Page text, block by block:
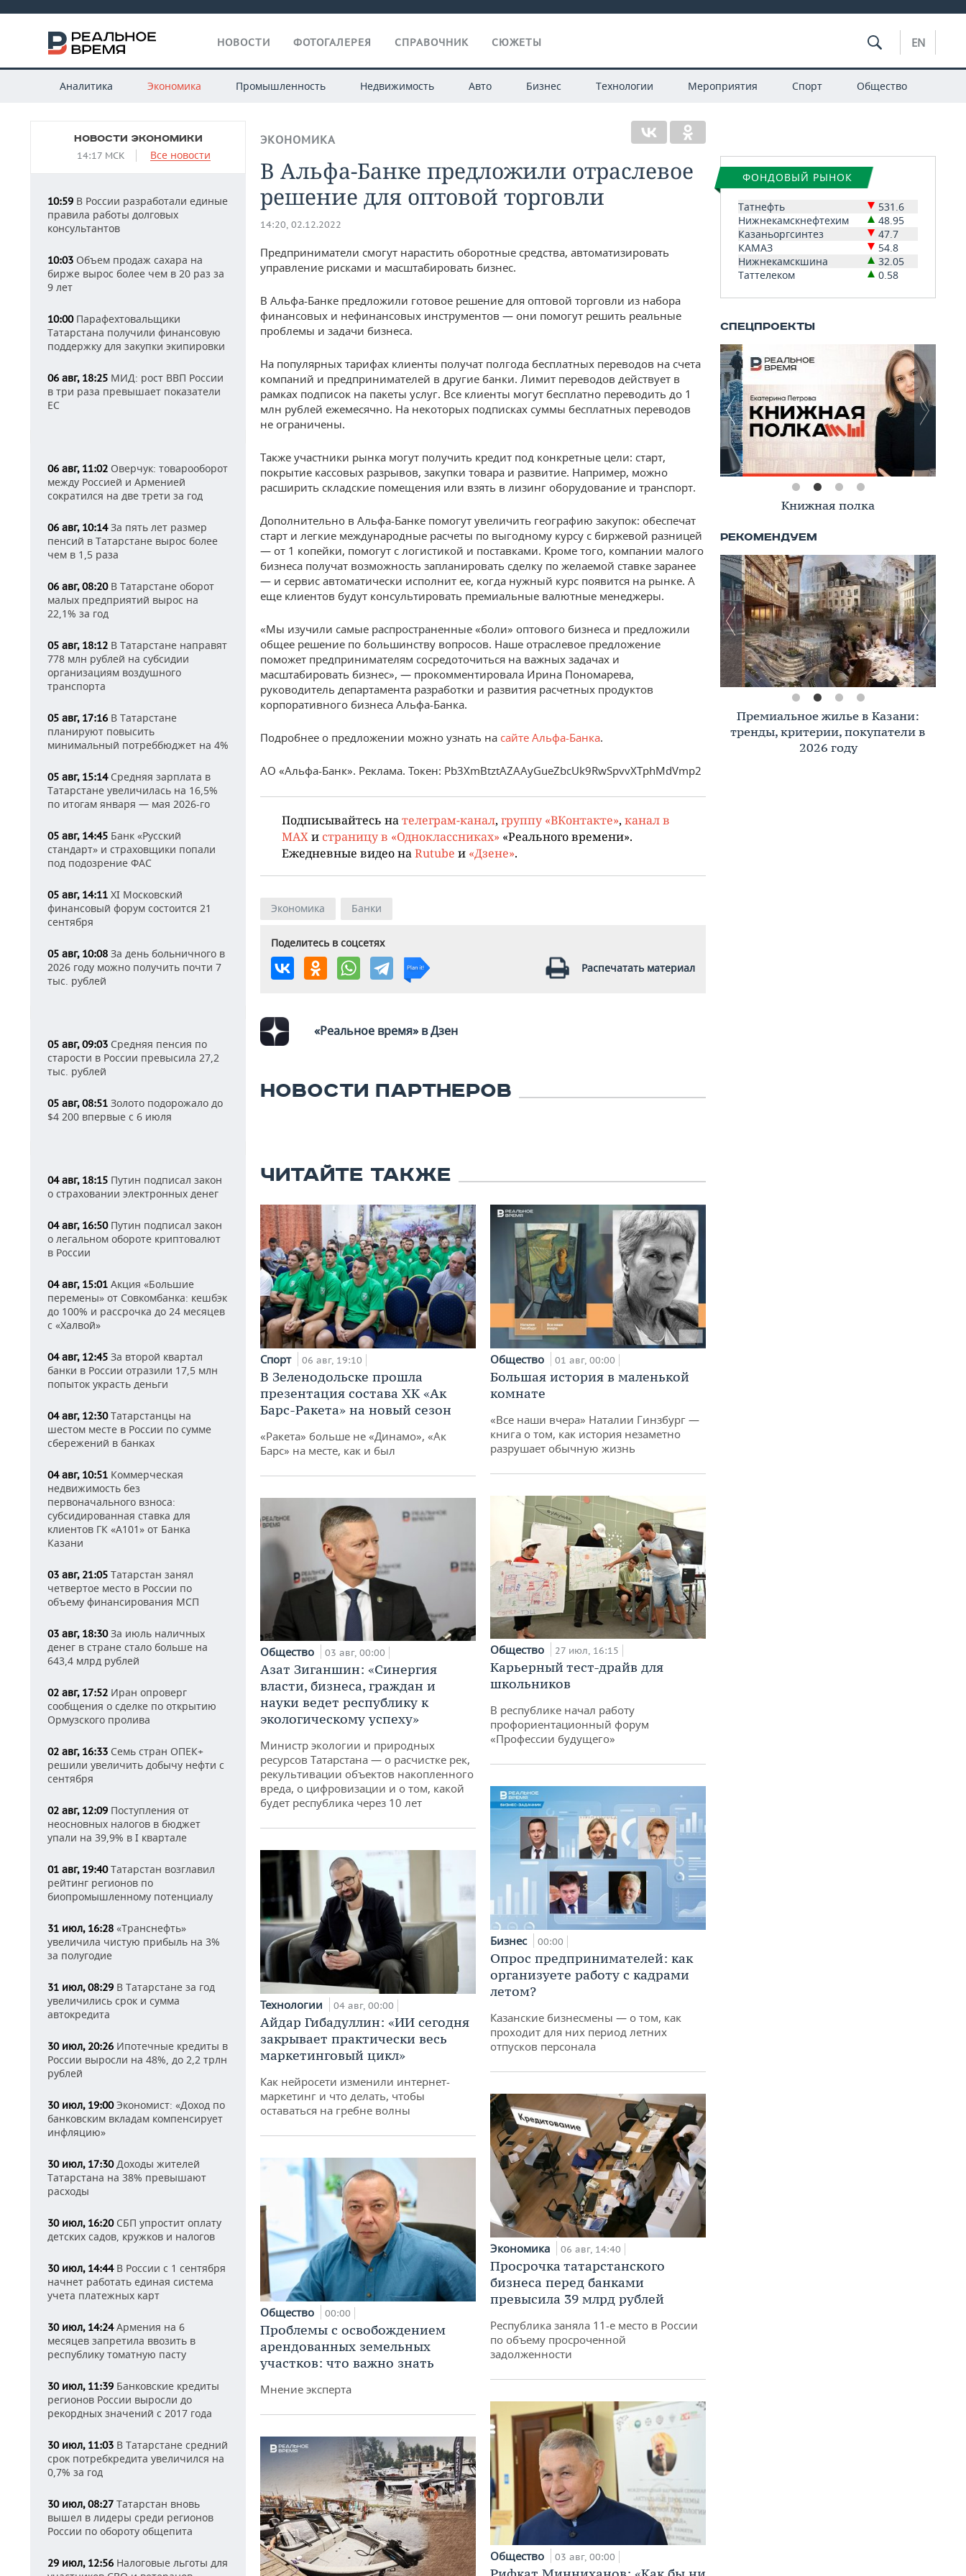
НОВОСТИ ФОТОГАЛЕРЕЯ СПРАВОЧНИК СЮЖЕТЫ EN
Аналитика Экономика Промышленность Недвижимость Авто Бизнес Технологии Мероприятия Спорт Общество
НОВОСТИ ЭКОНОМИКИ
14:17 МСК Все новости
10:59 В России разработали единые
правила работы долговых
консультантов
10:03 Объем продаж сахара на
бирже вырос более чем в 20 раз за
9 лет
10:00Парафехтовальщики
Татарстана получили финансовую
поддержку для закупки экипировки
06 авг, 18:25 МИД: рост ВВП России
в три раза превышает показатели
ЕС
06 авг, 11:02 Оверчук: товарооборот
между Россией и Арменией
сократился на две трети за год
06 авг, 10:14За пять лет размер
пенсий в Татарстане вырос более
чем в 1,5 раза
06 авг, 08:20В Татарстане оборот
малых предприятий вырос на
22,1% за год
05 авг, 18:12 В Татарстане направят
778 млн рублей на субсидии
организациям воздушного
транспорта
05 авг, 17:16 В Татарстане
планируют повысить
минимальный потреббюджет на 4%
05 авг, 15:14Средняя зарплата в
Татарстане увеличилась на 16,5%
по итогам января — мая 2026-го
05 авг, 14:45 Банк «Русский
стандарт» и страховщики попали
под подозрение ФАС
05 авг, 14:11 XI Московский
финансовый форум состоится 21
сентября
05 авг, 10:08 За день больничного в
2026 году можно получить почти 7
тыс. рублей
05 авг, 09:03 Средняя пенсия по
старости в России превысила 27,2
тыс. рублей
05 авг, 08:51 Золото подорожало до
$4 200 впервые с 6 июля
04 авг, 18:15 Путин подписал закон
о страховании электронных денег
04 авг, 16:50Путин подписал закон
о легальном обороте криптовалют
в России
04 авг, 15:01 Акция «Большие
перемены» от Совкомбанка: кешбэк
до 100% и рассрочка до 24 месяцев
с «Халвой»
04 авг, 12:45 За второй квартал
банки в России отразили 17,5 млн
попыток украсть деньги
04 авг, 12:30Татарстанцы на
шестом месте в России по сумме
сбережений в банках
04 авг, 10:51 Коммерческая
недвижимость без
первоначального взноса:
субсидированная ставка для
клиентов ГК «А101» от Банка
Казани
03 авг, 21:05 Татарстан занял
четвертое место в России по
объему финансирования МСП
03 авг, 18:30За июль наличных
денег в стране стало больше на
643,4 млрд рублей
02 авг, 17:52 Иран опроверг
сообщения о сделке по открытию
Ормузского пролива
02 авг, 16:33 Семь стран ОПЕК+
решили увеличить добычу нефти с
сентября
02 авг, 12:09 Поступления от
неосновных налогов в бюджет
упали на 39,9% в I квартале
01 авг, 19:40Татарстан возглавил
рейтинг регионов по
биопромышленному потенциалу
31 июл, 16:28 «Транснефть»
увеличила чистую прибыль на 3%
за полугодие
31 июл, 08:29 В Татарстане за год
увеличились срок и сумма
автокредита
30 июл, 20:26 Ипотечные кредиты в
России выросли на 48%, до 2,2 трлн
рублей
30 июл, 19:00Экономист: «Доход по
банковским вкладам компенсирует
инфляцию»
30 июл, 17:30Доходы жителей
Татарстана на 38% превышают
расходы
30 июл, 16:20СБП упростит оплату
детских садов, кружков и налогов
30 июл, 14:44В России с 1 сентября
начнет работать единая система
учета платежных карт
30 июл, 14:24Армения на 6
месяцев запретила ввозить в
республику томатную пасту
30 июл, 11:39 Банковские кредиты
регионов России выросли до
рекордных значений с 2017 года
30 июл, 11:03 В Татарстане средний
срок потребкредита увеличился на
0,7% за год
30 июл, 08:27 Татарстан вновь
вышел в лидеры среди регионов
России по обороту общепита
29 июл, 12:56 Налоговые льготы для
ЭКОНОМИКА
В Альфа-Банке предложили отраслевое
решение для оптовой торговли
14:20, 02.12.2022
Предприниматели смогут нарастить оборотные средства, автоматизировать
управление рисками и масштабировать бизнес.
В Альфа-Банке предложили готовое решение для оптовой торговли из набора
финансовых и нефинансовых инструментов — они помогут решить реальные
проблемы и задачи бизнеса.
На популярных тарифах клиенты получат полгода бесплатных переводов на счета
компаний и предпринимателей в другие банки. Лимит переводов действует в
рамках подписок на пакеты услуг. Все клиенты могут бесплатно переводить до 1
млн рублей ежемесячно. На некоторых подписках суммы бесплатных переводов
не ограничены.
Также участники рынка могут получить кредит под конкретные цели: старт,
покрытие кассовых разрывов, закупки товара и развитие. Например, можно
расширить складские помещения или взять в лизинг оборудование и транспорт.
Дополнительно в Альфа-Банке помогут увеличить географию закупок: обеспечат
старт и легкие международные расчеты по выгодному курсу с биржевой разницей
— от 1 копейки, помогут с логистикой и поставками. Кроме того, компании малого
бизнеса получат возможность запланировать сделку по желаемой ставке заранее
— и сервис автоматически исполнит ее, когда нужный курс появится на рынке. А
еще клиентов будут консультировать премиальные валютные менеджеры.
«Мы изучили самые распространенные «боли» оптового бизнеса и предложили
общее решение по большинству вопросов. Наше отраслевое предложение
поможет предпринимателям сосредоточиться на важных задачах и
масштабировать бизнес», — прокомментировала Ирина Пономарева,
руководитель департамента разработки и развития расчетных продуктов
корпоративного бизнеса Альфа-Банка.
Подробнее о предложении можно узнать на сайте Альфа-Банка.
АО «Альфа-Банк». Реклама. Токен: Pb3XmBtztAZAAyGueZbcUk9RwSpvvXTphMdVmp2
Подписывайтесь на телеграм-канал, группу «ВКонтакте», канал в
MAX и страницу в «Одноклассниках» «Реального времени».
Ежедневные видео на Rutube и «Дзене».
Экономика Банки
Поделитесь в соцсетях
Распечатать материал
«Реальное время» в Дзен
НОВОСТИ ПАРТНЕРОВ
ЧИТАЙТЕ ТАКЖЕ
Спорт 06 авг, 19:10
В Зеленодольске прошла
презентация состава ХК «Ак
Барс-Ракета» на новый сезон
«Ракета» больше не «Динамо», «Ак
Барс» на месте, как и был
Общество 03 авг, 00:00
Азат Зиганшин: «Синергия
власти, бизнеса, граждан и
науки ведет республику к
экологическому успеху»
Министр экологии и природных
ресурсов Татарстана — о расчистке рек,
рекультивации объектов накопленного
вреда, о цифровизации и о том, какой
будет республика через 10 лет
Технологии 04 авг, 00:00
Айдар Гибадуллин: «ИИ сегодня
закрывает практически весь
маркетинговый цикл»
Как нейросети изменили интернет-
маркетинг и что делать, чтобы
оставаться на гребне волны
Общество 00:00
Проблемы с освобождением
арендованных земельных
участков: что важно знать
Мнение эксперта
Общество 01 авг, 00:00
Большая история в маленькой
комнате
«Все наши вчера» Наталии Гинзбург —
книга о том, как история незаметно
разрушает обычную жизнь
Общество 27 июл, 16:15
Карьерный тест-драйв для
школьников
В республике начал работу
профориентационный форум
«Профессии будущего»
Бизнес 00:00
Опрос предпринимателей: как
организуете работу с кадрами
летом?
Казанские бизнесмены — о том, как
проходит для них период летних
отпусков персонала
Экономика 06 авг, 14:40
Просрочка татарстанского
бизнеса перед банками
превысила 39 млрд рублей
Республика заняла 11-е место в России
по объему просроченной
задолженности
Общество 03 авг, 00:00
ФОНДОВЫЙ РЫНОК
Татнефть
531.6
Нижнекамскнефтехим
48.95
Казаньоргсинтез
47.7
КАМАЗ
54.8
Нижнекамскшина
32.05
Таттелеком
0.58
Книжная полка
Премиальное жилье в Казани:
тренды, критерии, покупатели в
2026 году